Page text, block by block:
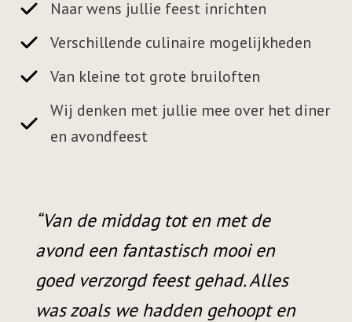
Naar wens jullie feest inrichten
Verschillende culinaire mogelijkheden
Van kleine tot grote bruiloften
Wij denken met jullie mee over het diner
en avondfeest
“Van de middag tot en met de
avond een fantastisch mooi en
goed verzorgd feest gehad. Alles
was zoals we hadden gehoopt en